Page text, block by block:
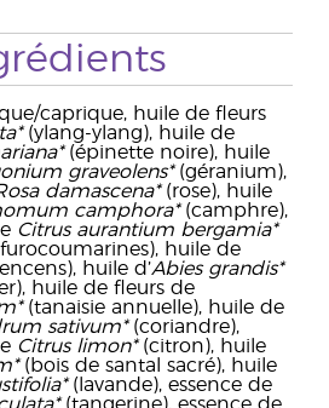
caprique, huile de fleurs
(ylang-ylang), huile de
(épinette noire), huile
graveolens*(géranium),
damascena*(rose), huile
camphora*(camphre),
Citrus aurantium bergamia*
huile de
huile d’Abies grandis*
huile de fleurs de
(tanaisie annuelle), huile de
sativum*(coriandre),
Citrus limon*(citron), huile
(bois de santal sacré), huile
(lavande), essence de